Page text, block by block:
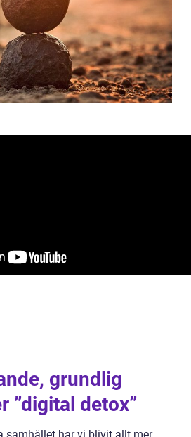
grundlig
”digital detox”